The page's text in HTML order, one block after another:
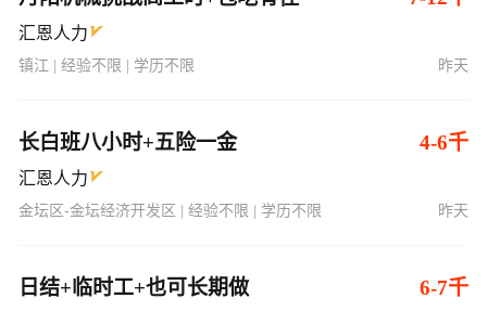
汇恩人力
镇江 | 经验不限 | 学历不限 昨天
长白班八小时+五险一金 4-6千
汇恩人力
金坛区-金坛经济开发区 | 经验不限 | 学历不限 昨天
日结+临时工+也可长期做 6-7千